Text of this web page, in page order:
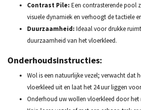
Contrast Pile: Een contrasterende pool
visuele dynamiek en verhoogt de tactiele
Duurzaamheid: Ideaal voor drukke
duurzaamheid van het vloerkleed.
Onderhoudsinstructies:
Wol is een natuurlijke vezel; verwacht dat
vloerkleed uit en laat het 24 uur liggen
Onderhoud uw wollen vloerkleed door het